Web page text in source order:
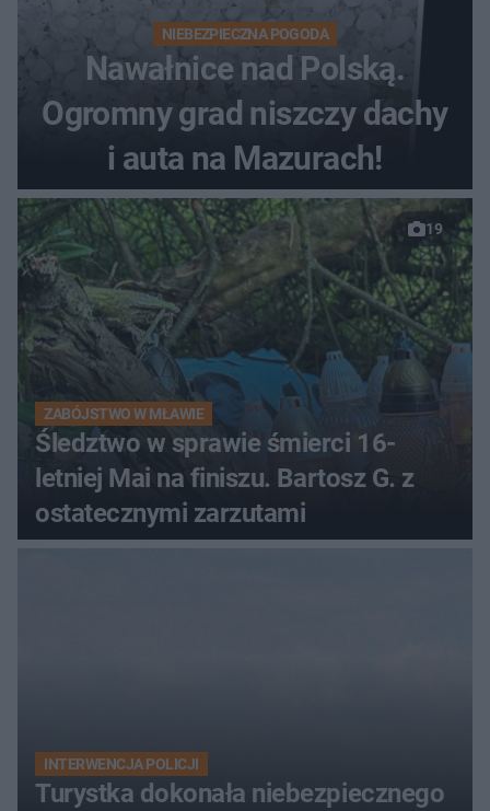
NIEBEZPIECZNA POGODA
Nawałnice nad Polską.
Ogromny grad niszczy dachy
i auta na Mazurach!
19
ZABÓJSTWO W MŁAWIE
Śledztwo w sprawie śmierci 16-
letniej Mai na finiszu. Bartosz G. z
ostatecznymi zarzutami
INTERWENCJA POLICJI
Turystka dokonała niebezpiecznego